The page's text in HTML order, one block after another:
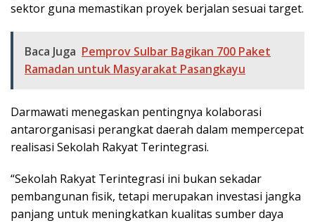
sektor guna memastikan proyek berjalan sesuai target.
Baca Juga Pemprov Sulbar Bagikan 700 Paket
Ramadan untuk Masyarakat Pasangkayu
Darmawati menegaskan pentingnya kolaborasi
antarorganisasi perangkat daerah dalam mempercepat
realisasi Sekolah Rakyat Terintegrasi.
“Sekolah Rakyat Terintegrasi ini bukan sekadar
pembangunan fisik, tetapi merupakan investasi jangka
panjang untuk meningkatkan kualitas sumber daya